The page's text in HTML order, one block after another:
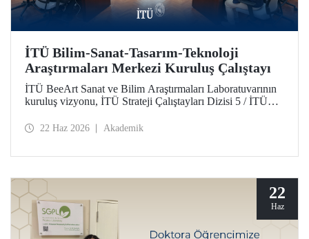
İTÜ Bilim-Sanat-Tasarım-Teknoloji
Araştırmaları Merkezi Kuruluş Çalıştayı
İTÜ BeeArt Sanat ve Bilim Araştırmaları Laboratuvarının
kuruluş vizyonu, İTÜ Strateji Çalıştayları Dizisi 5 / İTÜ
Kuruluş Çalıştayı’nda değerlendirildi.
22 Haz 2026 Akademik
22
Haz